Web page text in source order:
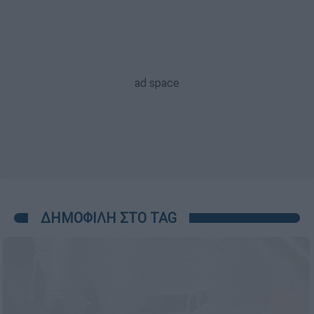
ΔΗΜΟΦΙΛΗ ΣΤΟ TAG